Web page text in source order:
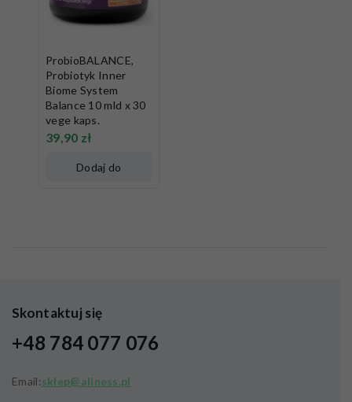
ProbioBALANCE,
Probiotyk Inner
Biome System
Balance 10 mld x 30
vege kaps.
39,90 zł
Dodaj do
Skontaktuj się
+48 784 077 076
Email:sklep@aliness.pl